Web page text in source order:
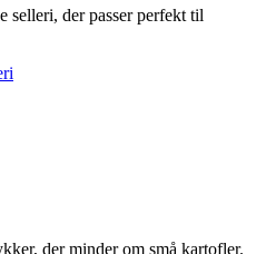
selleri, der passer perfekt til
der minder om små kartofler.